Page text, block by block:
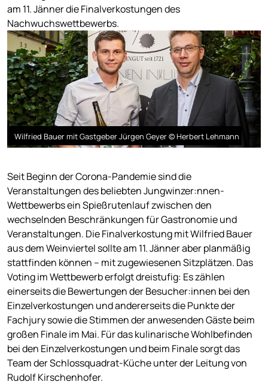
am 11. Jänner die Finalverkostungen des
Nachwuchswettbewerbs.
Wilfried Bauer mit Gastgeber Jürgen Geyer © Herbert Lehmann
Seit Beginn der Corona-Pandemie sind die
Veranstaltungen des beliebten Jungwinzer:nnen-
Wettbewerbs ein Spießrutenlauf zwischen den
wechselnden Beschränkungen für Gastronomie und
Veranstaltungen. Die Finalverkostung mit Wilfried Bauer
aus dem Weinviertel sollte am 11. Jänner aber planmäßig
stattfinden können – mit zugewiesenen Sitzplätzen. Das
Voting im Wettbewerb erfolgt dreistufig: Es zählen
einerseits die Bewertungen der Besucher:innen bei den
Einzelverkostungen und andererseits die Punkte der
Fachjury sowie die Stimmen der anwesenden Gäste beim
großen Finale im Mai. Für das kulinarische Wohlbefinden
bei den Einzelverkostungen und beim Finale sorgt das
Team der Schlossquadrat-Küche unter der Leitung von
Rudolf Kirschenhofer.